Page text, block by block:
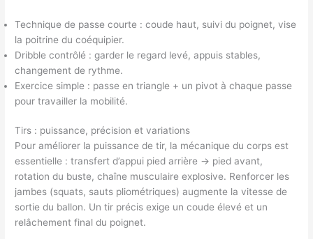
Technique de passe courte : coude haut, suivi du poignet, vise
la poitrine du coéquipier.
Dribble contrôlé : garder le regard levé, appuis stables,
changement de rythme.
Exercice simple : passe en triangle + un pivot à chaque passe
pour travailler la mobilité.
Tirs : puissance, précision et variations
Pour améliorer la puissance de tir, la mécanique du corps est
essentielle : transfert d’appui pied arrière → pied avant,
rotation du buste, chaîne musculaire explosive. Renforcer les
jambes (squats, sauts pliométriques) augmente la vitesse de
sortie du ballon. Un tir précis exige un coude élevé et un
relâchement final du poignet.